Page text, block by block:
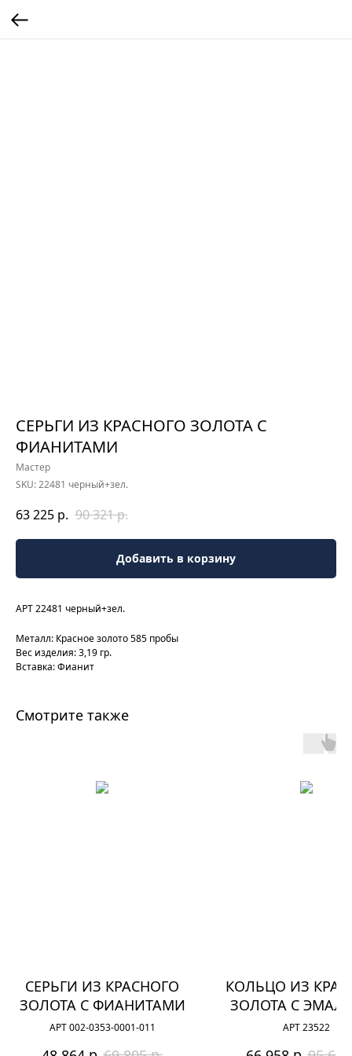
СЕРЬГИ ИЗ КРАСНОГО ЗОЛОТА С
ФИАНИТАМИ
Мастер
SKU:22481 черный+зел.
63 225 р. 90 321р.
Добавить в корзину
АРТ 22481 черный+зел.
Металл: Красное золото 585 пробы
Вес изделия: 3,19 гр.
Вставка: Фианит
Смотрите также
СЕРЬГИ ИЗ КРАСНОГО
ЗОЛОТА С ФИАНИТАМИ
АРТ 002-0353-0001-011
КОЛЬЦО ИЗ
ЗОЛОТА С
ФИАНИТАМИ
АРТ 23522